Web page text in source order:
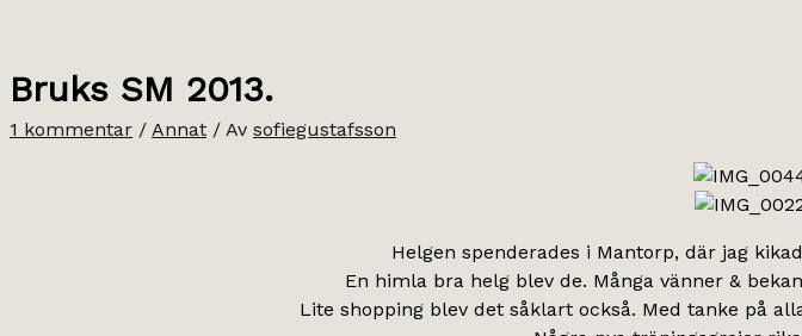
Bruks SM 2013.
1 kommentar / Annat / Av sofiegustafsson
Helgen spenderades i Mantorp, där jag
En himla bra helg blev de. Många vänner &
Lite shopping blev det såklart också. Med tanke på